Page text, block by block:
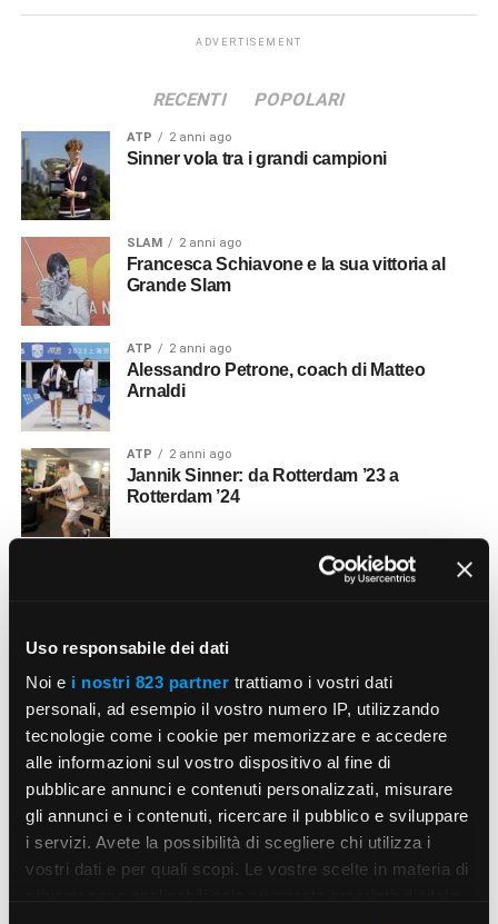
Uso responsabile dei dati
Noi e i nostri 823 partner trattiamo i vostri dati
personali, ad esempio il vostro numero IP, utilizzando
tecnologie come i cookie per memorizzare e accedere
alle informazioni sul vostro dispositivo al fine di
pubblicare annunci e contenuti personalizzati, misurare
gli annunci e i contenuti, ricercare il pubblico e sviluppare
i servizi. Avete la possibilità di scegliere chi utilizza i
vostri dati e per quali scopi. Le vostre scelte in materia di
ADVERTISEMENT
RECENTI POPOLARI
ATP 2 anni ago
Sinner vola tra i grandi campioni
SLAM 2 anni ago
Francesca Schiavone e la sua vittoria al
Grande Slam
ATP 2 anni ago
Alessandro Petrone, coach di Matteo
Arnaldi
ATP 2 anni ago
Jannik Sinner: da Rotterdam ’23 a
Rotterdam ’24
La tennista Monica Seles
Il padelista Simone Cremona
PERSONAGGI 2 anni ago
Il tennista Facundo Díaz
SLAM 2 anni ago